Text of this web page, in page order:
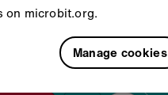
on microbit.org.
Manage cookies